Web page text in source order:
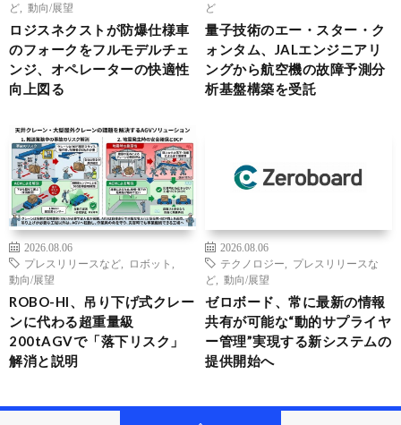
ど
動向/展望
ロジスネクストが防爆仕様車
のフォークをフルモデルチェ
ンジ、オペレーターの快適性
向上図る
ど
量子技術のエー・スター・ク
ォンタム、JALエンジニアリ
ングから航空機の故障予測分
析基盤構築を受託
2026.08.06
プレスリリースなど
ロボット
動向/展望
ROBO-HI、吊り下げ式クレー
ンに代わる超重量級
200tAGVで「落下リスク」
解消と説明
2026.08.06
テクノロジー
プレスリリースな
ど
動向/展望
ゼロボード、常に最新の情報
共有が可能な“動的サプライヤ
ー管理”実現する新システムの
提供開始へ